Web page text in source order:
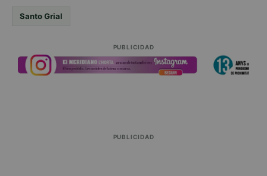
Santo Grial
PUBLICIDAD
PUBLICIDAD